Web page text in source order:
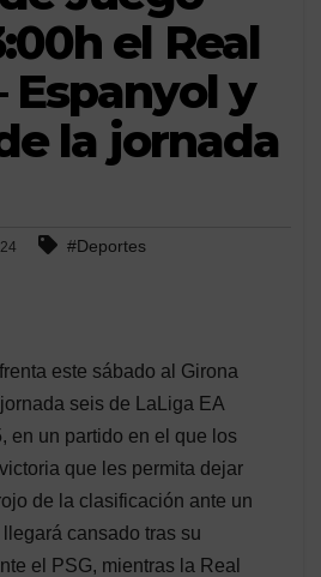
el Real
Espanyol y
la jornada
#Deportes
este sábado al Girona
seis de LaLiga EA
en un partido en el que los
victoria que les permita dejar
de la clasificación ante un
cansado tras su
el PSG, mientras la Real